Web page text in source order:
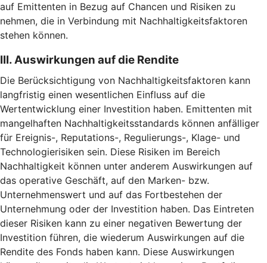
auf Emittenten in Bezug auf Chancen und Risiken zu
nehmen, die in Verbindung mit Nachhaltigkeitsfaktoren
stehen können.
III. Auswirkungen auf die Rendite
Die Berücksichtigung von Nachhaltigkeitsfaktoren kann
langfristig einen wesentlichen Einfluss auf die
Wertentwicklung einer Investition haben. Emittenten mit
mangelhaften Nachhaltigkeitsstandards können anfälliger
für Ereignis-, Reputations-, Regulierungs-, Klage- und
Technologierisiken sein. Diese Risiken im Bereich
Nachhaltigkeit können unter anderem Auswirkungen auf
das operative Geschäft, auf den Marken- bzw.
Unternehmenswert und auf das Fortbestehen der
Unternehmung oder der Investition haben. Das Eintreten
dieser Risiken kann zu einer negativen Bewertung der
Investition führen, die wiederum Auswirkungen auf die
Rendite des Fonds haben kann. Diese Auswirkungen